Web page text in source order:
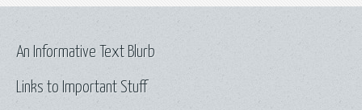
Links to Important Stuff
An Informative Text Blurb